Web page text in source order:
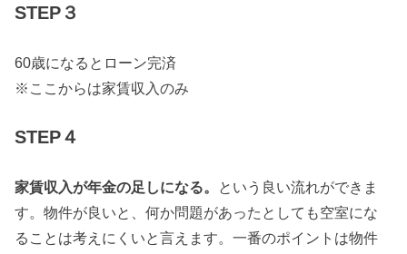
STEP３
60歳になるとローン完済
※ここからは家賃収入のみ
STEP４
家賃収入が年金の足しになる。 という良い流れができま
す。物件が良いと、何か問題があったとしても空室にな
ることは考えにくいと言えます。一番のポイントは物件